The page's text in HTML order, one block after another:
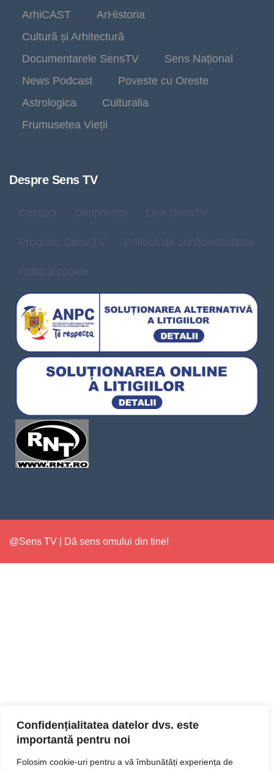
Confidențialitatea datelor dvs. este
importantă pentru noi
Folosim cookie-uri pentru a vă îmbunătăți experiența de
ArhiCAST
ArHistoria
Cultură și Arhitectură
Documentarele SensTV
Sens Național
News Podcast
Poveste cu Oreste
Astrologica
Culturalia
Frumusetea Vieții
Despre Sens TV
@Sens TV | Dă sens omului din tine!